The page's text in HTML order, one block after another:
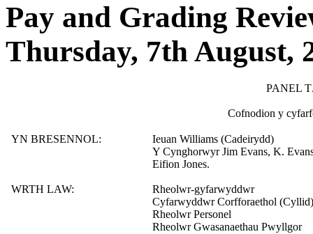
Pay and Grading
Thursday, 7th August,
PANEL
Cofnodion y
YN BRESENNOL:
Ieuan Williams (Cadeirydd)
Y Cynghorwyr Jim Evans, K.
Eifion Jones.
WRTH LAW:
Rheolwr-gyfarwyddwr
Cyfarwyddwr Corfforaethol (Cyllid)
Rheolwr Personel
Rheolwr Gwasanaethau Pwyllgor